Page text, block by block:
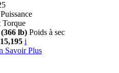
Puissance
Torque
lb) Poids à sec
i
Savoir Plus